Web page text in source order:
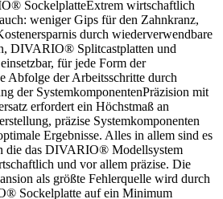
SockelplatteExtrem wirtschaftlich
weniger Gips für den Zahnkranz,
durch wiederverwendbare
DIVARIO® Splitcastplatten und
für jede Form der
Abfolge der Arbeitsschritte durch
der SystemkomponentenPräzision mit
erfordert ein Höchstmaß an
präzise Systemkomponenten
Ergebnisse. Alles in allem sind es
die das DIVARIO® Modellsystem
und vor allem präzise. Die
als größte Fehlerquelle wird durch
Sockelplatte auf ein Minimum